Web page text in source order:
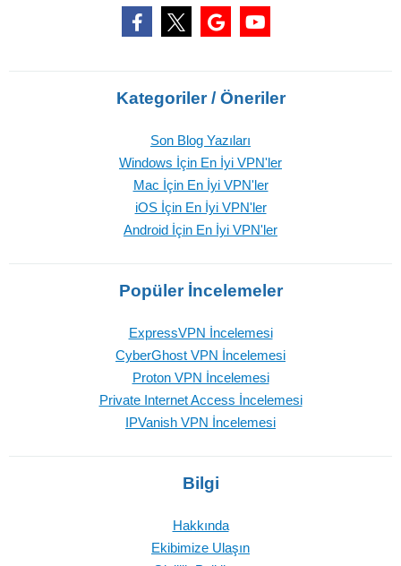
Kategoriler / Öneriler
Son Blog Yazıları
Windows İçin En İyi VPN'ler
Mac İçin En İyi VPN'ler
iOS İçin En İyi VPN'ler
Android İçin En İyi VPN'ler
Popüler İncelemeler
ExpressVPN İncelemesi
CyberGhost VPN İncelemesi
Proton VPN İncelemesi
Private Internet Access İncelemesi
IPVanish VPN İncelemesi
Bilgi
Hakkında
Ekibimize Ulaşın